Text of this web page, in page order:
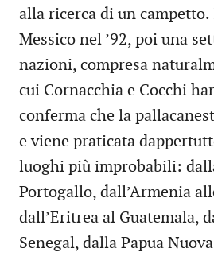
alla ricerca di un
Messico nel ’92, poi una
nazioni, compresa
cui Cornacchia e Cocchi
conferma che la
e viene praticata
luoghi più improbabili:
Portogallo, dall’Armenia
dall’Eritrea al Guatemala,
Senegal, dalla Papua